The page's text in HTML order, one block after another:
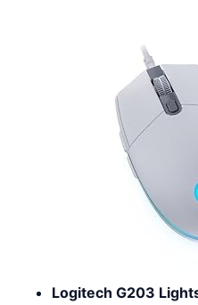
Logitech G203